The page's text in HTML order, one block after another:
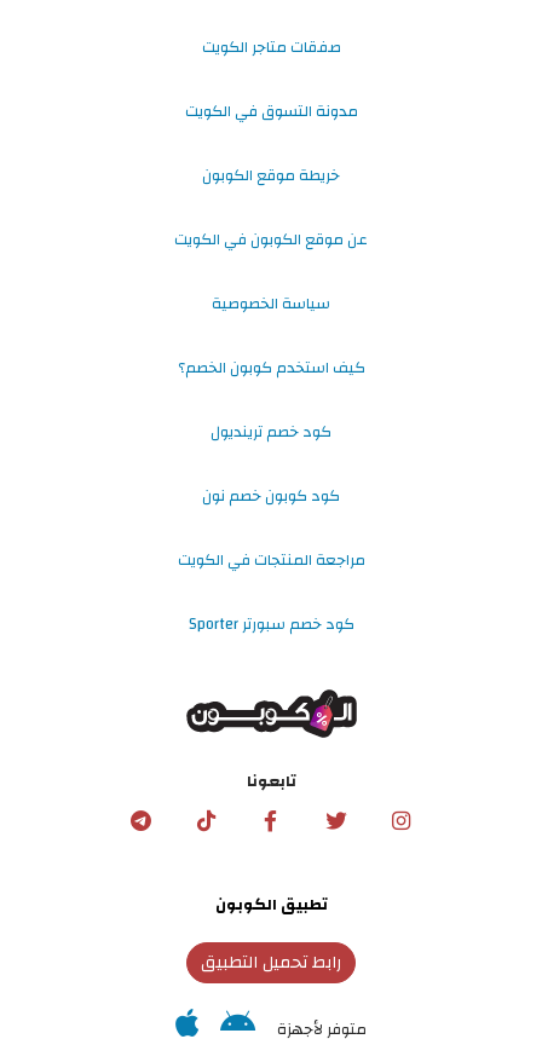
صفقات متاجر الكويت
مدونة التسوق في الكويت
خريطة موقع الكوبون
عن موقع الكوبون في الكويت
سياسة الخصوصية
كيف استخدم كوبون الخصم؟
كود خصم ترينديول
كود كوبون خصم نون
مراجعة المنتجات في الكويت
كود خصم سبورتر Sporter
تابعونا
تطبيق الكوبون
رابط تحميل التطبيق
متوفر لأجهزة